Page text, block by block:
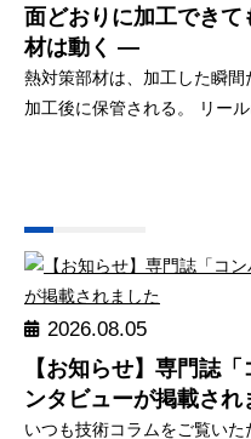
面どおりに加工でき
材は動く ―
熱対策部材は、加工した瞬間
加工後に保管される。 リール
2026.08.05
【お知らせ】専門誌
ンタビューが掲載され
いつも技術コラムをご覧い